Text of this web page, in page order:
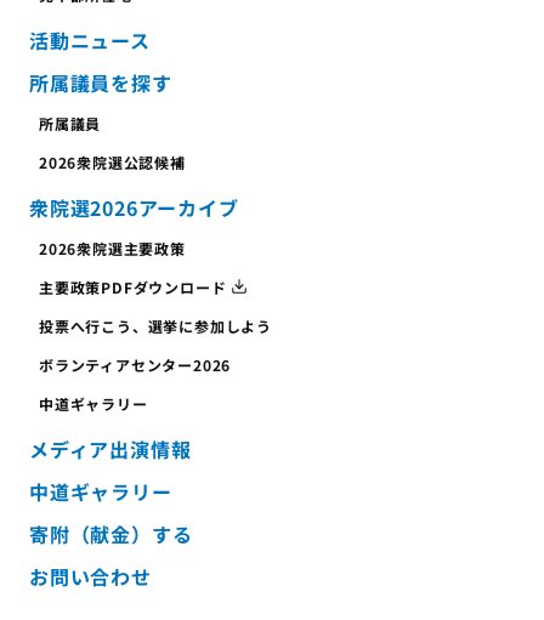
活動ニュース
所属議員を探す
所属議員
2026衆院選公認候補
衆院選2026アーカイブ
2026衆院選主要政策
主要政策PDFダウンロード
投票へ行こう、 選挙に参加しよう
ボランティアセンター2026
中道ギャラリー
メディア出演情報
中道ギャラリー
寄附（献金）する
お問い合わせ